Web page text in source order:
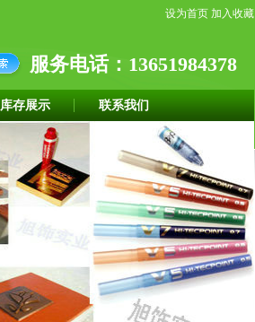
设为首页 加入收藏
服务电话：13651984378
库存展示 联系我们